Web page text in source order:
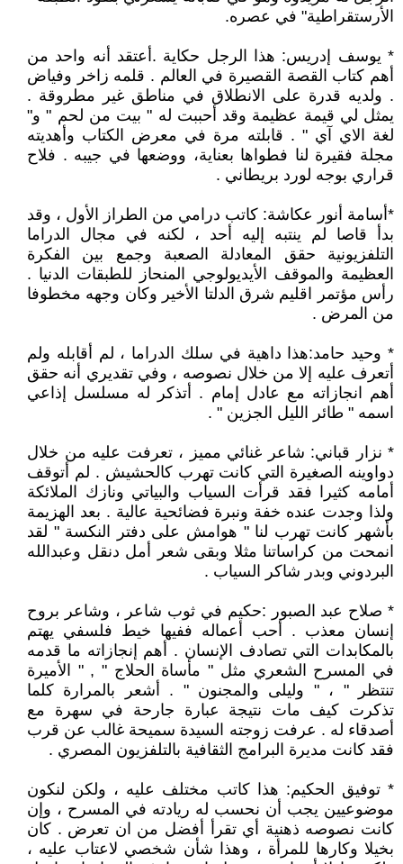
الأرستقراطية" في عصره.
* يوسف إدريس: هذا الرجل حكاية .أعتقد أنه واحد من
أهم كتاب القصة القصيرة في العالم . قلمه زاخر وفياض
. ولديه قدرة على الانطلاق في مناطق غير مطروقة .
يمثل لي قيمة عظيمة وقد أحببت له " بيت من لحم " و"
لغة الاي آي " . قابلته مرة في معرض الكتاب وأهديته
مجلة فقيرة لنا فطواها بعناية، ووضعها في جيبه . فلاح
قراري بوجه لورد بريطاني .
*أسامة أنور عكاشة: كاتب درامي من الطراز الأول ، وقد
بدأ قاصا لم ينتبه إليه أحد ، لكنه في مجال الدراما
التلفزيونية حقق المعادلة الصعبة وجمع بين الفكرة
العظيمة والموقف الأيديولوجي المنحاز للطبقات الدنيا .
رأس مؤتمر اقليم شرق الدلتا الأخير وكان وجهه مخطوفا
من المرض .
* وحيد حامد:هذا داهية في سلك الدراما ، لم أقابله ولم
أتعرف عليه إلا من خلال نصوصه ، وفي تقديري أنه حقق
أهم انجازاته مع عادل إمام . أتذكر له مسلسل إذاعي
اسمه " طائر الليل الجزين " .
* نزار قباني: شاعر غنائي مميز ، تعرفت عليه من خلال
دواوينه الصغيرة التي كانت تهرب كالحشيش . لم أتوقف
أمامه كثيرا فقد قرأت السياب والبياتي ونازك الملائكة
ولذا وجدت عنده خفة ونبرة فضائحية عالية . بعد الهزيمة
بأشهر كانت تهرب لنا " هوامش على دفتر النكسة " لقد
انمحت من كراساتنا مثلا وبقى شعر أمل دنقل وعبدالله
البردوني وبدر شاكر السياب .
* صلاح عبد الصبور :حكيم في ثوب شاعر ، وشاعر بروح
إنسان معذب . أحب أعماله ففيها خيط فلسفي يهتم
بالمكابدات التي تصادف الإنسان . أهم إنجازاته ما قدمه
في المسرح الشعري مثل " مأساة الحلاج " , " الأميرة
تنتظر " ، " وليلى والمجنون " . أشعر بالمرارة كلما
تذكرت كيف مات نتيجة عبارة جارحة في سهرة مع
أصدقاء له . عرفت زوجته السيدة سميحة غالب عن قرب
فقد كانت مديرة البرامج الثقافية بالتلفزيون المصري .
* توفيق الحكيم: هذا كاتب مختلف عليه ، ولكن لنكون
موضوعيين يجب أن نحسب له ريادته في المسرح ، وإن
كانت نصوصه ذهنية أي تقرأ أفضل من ان تعرض . كان
بخيلا وكارها للمرأة ، وهذا شأن شخصي لاعتاب عليه ،